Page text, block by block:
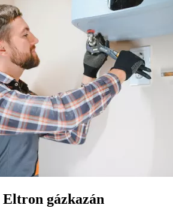
Eltron gázkazán